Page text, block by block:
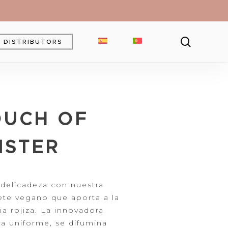
Powder
DISTRIBUTORS
OF
con nuestra
vegano que aporta a la
rojiza. La innovadora
uniforme, se difumina